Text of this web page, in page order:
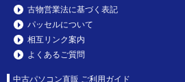
古物営業法に基づく表記
パッセルについて
相互リンク案内
よくあるご質問
中古パソコン直販 ご利用ガイド